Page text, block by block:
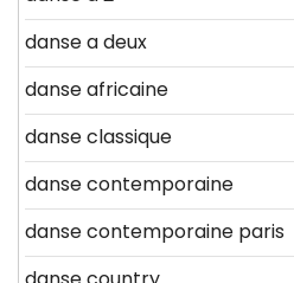
danse a deux
danse africaine
danse classique
danse contemporaine
danse contemporaine paris